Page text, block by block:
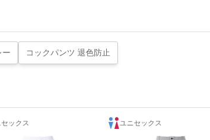
ー コックパンツ 退色防止
ックス ユニセックス